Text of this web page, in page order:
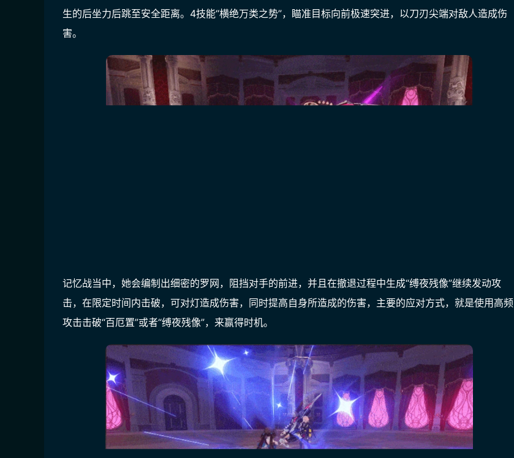
生的后坐力后跳至安全距离。4技能“横绝万类之势”，瞄准目标向前极速突进，以刀刃尖端对敌人造成伤
害。
记忆战当中，她会编制出细密的罗网，阻挡对手的前进，并且在撤退过程中生成“缚夜残像”继续发动攻
击，在限定时间内击破，可对灯造成伤害，同时提高自身所造成的伤害，主要的应对方式，就是使用高频
攻击击破“百厄置”或者“缚夜残像”，来赢得时机。